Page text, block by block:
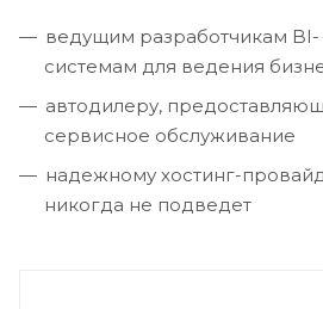
ведущим разработчикам BI-
системам для ведения
автодилеру,
сервисное обслуживание
надежному хостинг-
никогда не подведет